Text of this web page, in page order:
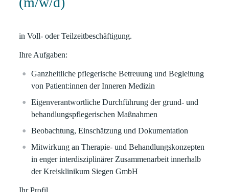
in Voll- oder Teilzeitbeschäftigung.
Ihre Aufgaben:
Ganzheitliche pflegerische Betreuung und Begleitung
von Patient:innen der Inneren Medizin
Eigenverantwortliche Durchführung der grund- und
behandlungspflegerischen Maßnahmen
Beobachtung, Einschätzung und Dokumentation
Mitwirkung an Therapie- und Behandlungskonzepten
in enger interdisziplinärer Zusammenarbeit innerhalb
der Kreisklinikum Siegen GmbH
Ihr Profil